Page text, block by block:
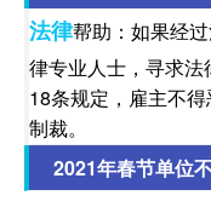
法律帮助：如果经
律专业人士，寻求
18条规定，雇主不
制裁。
2021年春节单位